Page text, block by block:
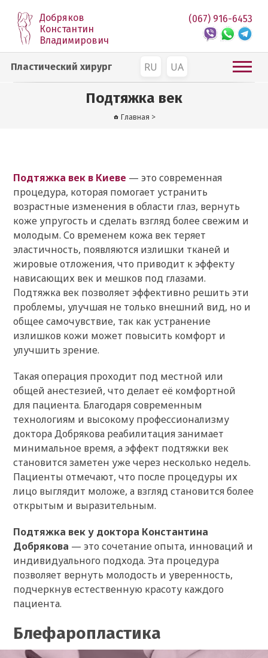
Добряков
Константин
Владимирович
RU UA
(067) 916-6453
Пластический хирург
Подтяжка век
Главная >
Подтяжка век в Киеве — это современная
процедура, которая помогает устранить
возрастные изменения в области глаз, вернуть
коже упругость и сделать взгляд более свежим и
молодым. Со временем кожа век теряет
эластичность, появляются излишки тканей и
жировые отложения, что приводит к эффекту
нависающих век и мешков под глазами.
Подтяжка век позволяет эффективно решить эти
проблемы, улучшая не только внешний вид, но и
общее самочувствие, так как устранение
излишков кожи может повысить комфорт и
улучшить зрение.
Такая операция проходит под местной или
общей анестезией, что делает её комфортной
для пациента. Благодаря современным
технологиям и высокому профессионализму
доктора Добрякова реабилитация занимает
минимальное время, а эффект подтяжки век
становится заметен уже через несколько недель.
Пациенты отмечают, что после процедуры их
лицо выглядит моложе, а взгляд становится более
открытым и выразительным.
Подтяжка век у доктора Константина
Добрякова — это сочетание опыта, инноваций и
индивидуального подхода. Эта процедура
позволяет вернуть молодость и уверенность,
подчеркнув естественную красоту каждого
пациента.
Блефаропластика